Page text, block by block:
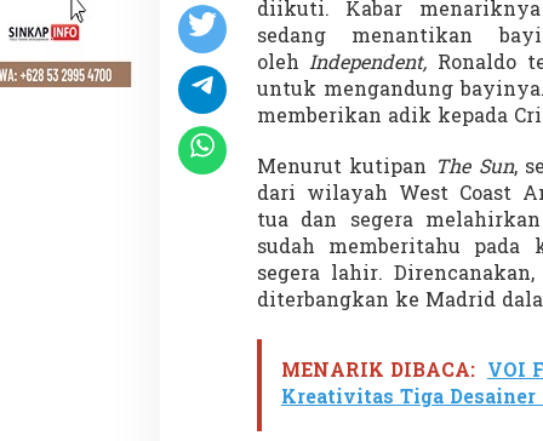
,
C
R
7
e
a
n
t
i
K
e
l
i
r
a
diikuti. Kabar menariknya
sedang menantikan
oleh Independent, Ronaldo
untuk mengandung
memberikan adik kepada
Menurut kutipan The Sun,
dari wilayah West Coast
tua dan segera
sudah memberitahu
segera lahir.
diterbangkan ke Madrid
MENARIK DIBACA: VOI
Kreativitas Tiga